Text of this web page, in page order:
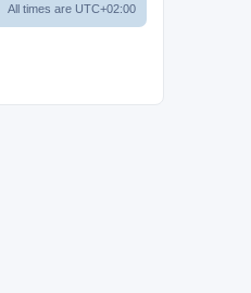
All times are UTC+02:00